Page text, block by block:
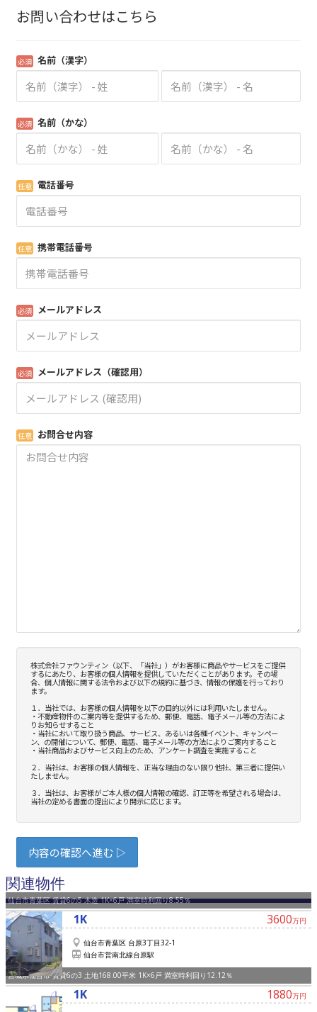
関連物件
仙台市青葉区 賃貸6の5 木造 1K×6戸 満室時利回り8.55％
3600万円
1K
仙台市青葉区 台原3丁目32-1
仙台市営南北線台原駅
宮城県仙台市 賃貸6の3 土地168.00平米 1K×6戸 満室時利回り12.12％
1880万円
1K